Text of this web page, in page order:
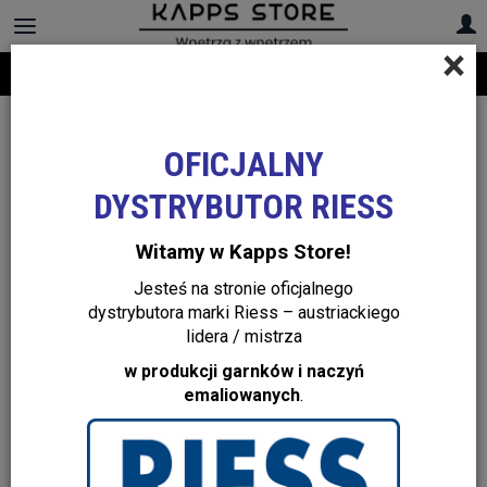
+48 22 299 19 84
×
OFICJALNY
DYSTRYBUTOR RIESS
Witamy w Kapps Store!
Jesteś na stronie oficjalnego
dystrybutora marki Riess – austriackiego
lidera / mistrza
w produkcji garnków i naczyń
emaliowanych.